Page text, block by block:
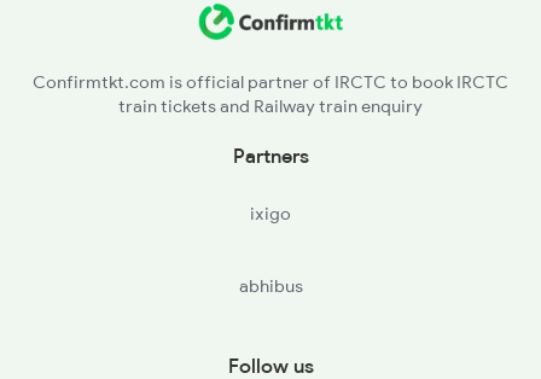
Confirmtkt.com is official partner of IRCTC to book IRCTC
train tickets and Railway train enquiry
Partners
ixigo
abhibus
Follow us